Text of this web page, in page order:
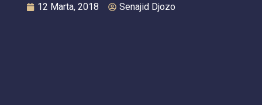
12 Marta, 2018 Senajid Djozo